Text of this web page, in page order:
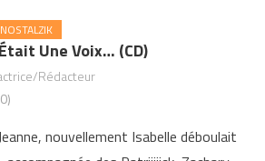
NOSTALZIK
Une Voix… (CD)
Rédacteur
nouvellement Isabelle déboulait